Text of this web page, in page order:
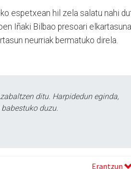
espetxean hil zela salatu nahi
Iñaki Bilbao presoari elkartasuna
neurriak bermatuko direla.
ditu. Harpidedun eginda,
duzu.
Erantzun